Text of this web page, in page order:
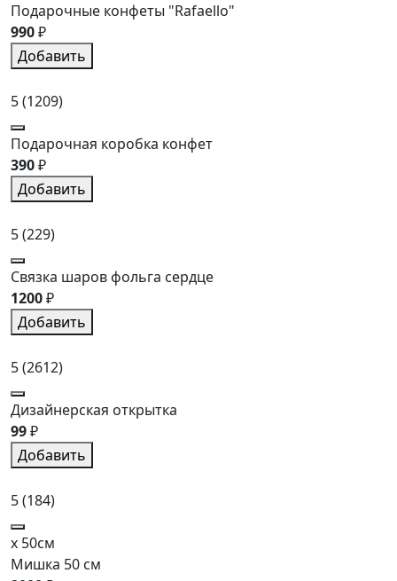
Подарочные конфеты "Rafaello"
990₽
Добавить
5(1209)
Подарочная коробка конфет
390₽
Добавить
5(229)
Связка шаров фольга сердце
1200₽
Добавить
5(2612)
Дизайнерская открытка
99₽
Добавить
5(184)
x 50см
Мишка 50 см